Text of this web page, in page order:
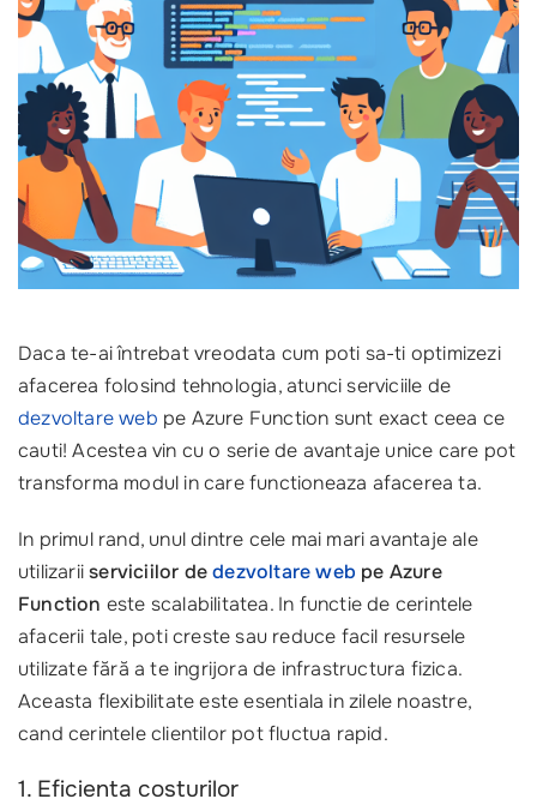
Daca te-ai întrebat vreodata cum poti sa-ti optimizezi
afacerea folosind tehnologia, atunci serviciile de
dezvoltare web pe Azure Function sunt exact ceea ce
cauti! Acestea vin cu o serie de avantaje unice care pot
transforma modul in care functioneaza afacerea ta.
In primul rand, unul dintre cele mai mari avantaje ale
utilizariiserviciilor dedezvoltare web pe Azure
Function este scalabilitatea. In functie de cerintele
afacerii tale, poti creste sau reduce facil resursele
utilizate fără a te ingrijora de infrastructura fizica.
Aceasta flexibilitate este esentiala in zilele noastre,
cand cerintele clientilor pot fluctua rapid.
1. Eficienta costurilor